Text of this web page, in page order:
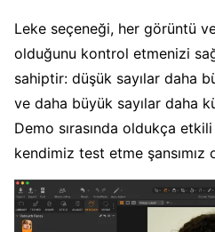
Leke seçeneği, her görüntü
olduğunu kontrol etmenizi
sahiptir: düşük sayılar daha
ve daha büyük sayılar daha
Demo sırasında oldukça
kendimiz test etme şansımız